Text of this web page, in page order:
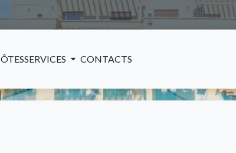
SERVICES CONTACTS